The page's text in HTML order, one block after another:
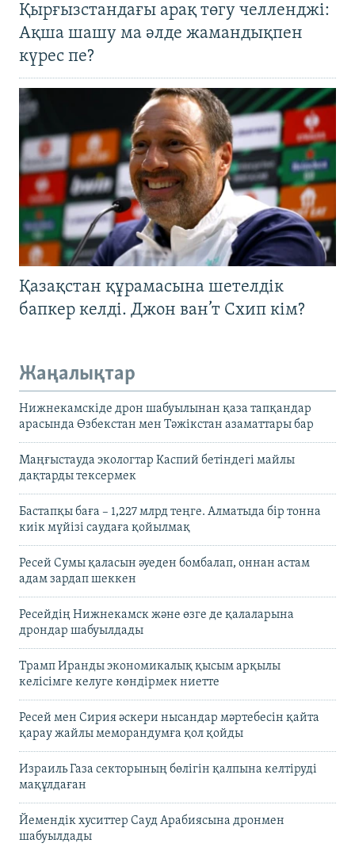
Қырғызстандағы арақ төгу челленджі:
Ақша шашу ма әлде жамандықпен
күрес пе?
Қазақстан құрамасына шетелдік
бапкер келді. Джон ван’т Схип кім?
Жаңалықтар
Нижнекамскіде дрон шабуылынан қаза тапқандар
арасында Өзбекстан мен Тәжікстан азаматтары бар
Маңғыстауда экологтар Каспий бетіндегі майлы
дақтарды тексермек
Бастапқы баға – 1,227 млрд теңге. Алматыда бір тонна
киік мүйізі саудаға қойылмақ
Ресей Сумы қаласын әуеден бомбалап, оннан астам
адам зардап шеккен
Ресейдің Нижнекамск және өзге де қалаларына
дрондар шабуылдады
Трамп Иранды экономикалық қысым арқылы
келісімге келуге көндірмек ниетте
Ресей мен Сирия әскери нысандар мәртебесін қайта
қарау жайлы меморандумға қол қойды
Израиль Газа секторының бөлігін қалпына келтіруді
мақұлдаған
Йемендік хуситтер Сауд Арабиясына дронмен
шабуылдады